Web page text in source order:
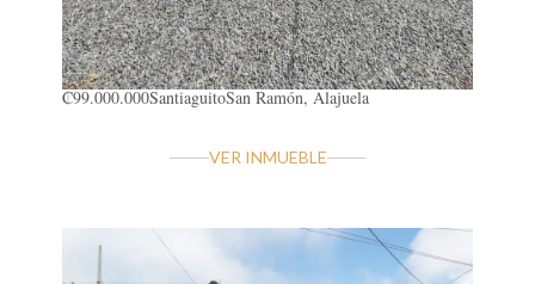
₡99.000.000SantiaguitoSan Ramón, Alajuela
VER INMUEBLE